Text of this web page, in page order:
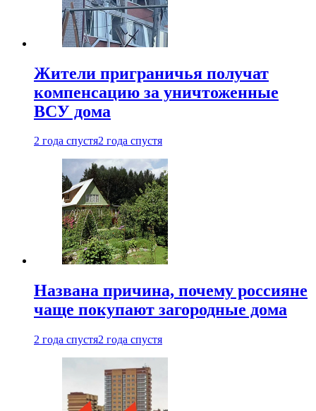
Жители приграничья получат
компенсацию за уничтоженные
ВСУ дома
2 года спустя2 года спустя
Названа причина, почему россияне
чаще покупают загородные дома
2 года спустя2 года спустя